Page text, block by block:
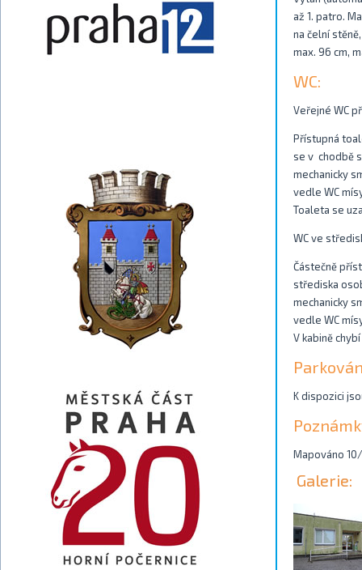
až 1. patro.
na čelní
max. 96 cm,
WC:
Veřejné WC
Přístupná
se v chodbě
mechanicky
vedle WC
Toaleta se
WC ve
Částečně
střediska
mechanicky
vedle WC
V kabině
K dispozici
Mapováno
Galerie: